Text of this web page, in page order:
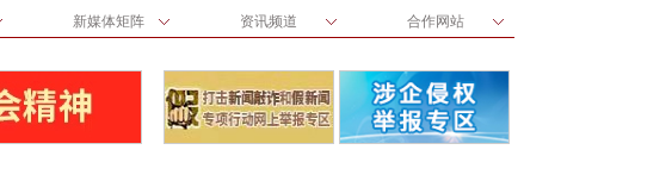
新媒体矩阵 资讯频道 合作网站